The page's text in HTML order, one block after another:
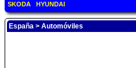
SKODA
HYUNDAI
España > Automóviles